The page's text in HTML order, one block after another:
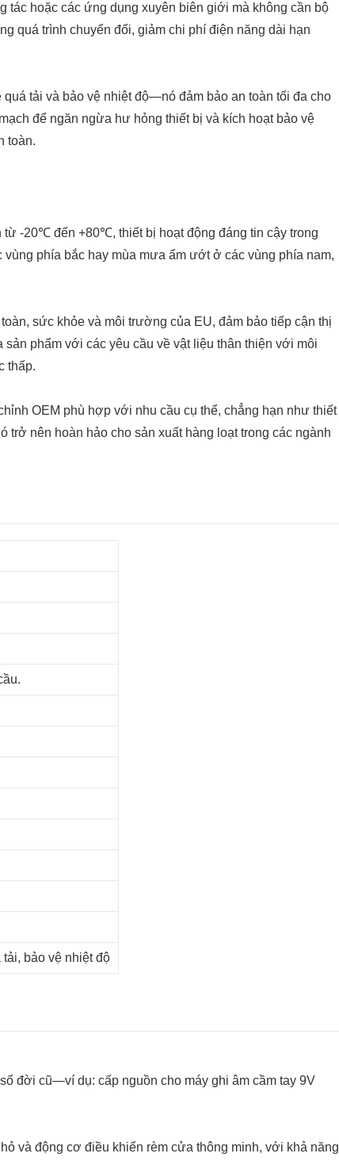
tác hoặc các ứng dụng xuyên biên giới mà không cần bộ
quá trình chuyển đổi, giảm chi phí điện năng dài hạn
tải và bảo vệ nhiệt độ—nó đảm bảo an toàn tối đa cho
để ngăn ngừa hư hỏng thiết bị và kích hoạt bảo vệ
toàn.
-20℃ đến +80℃, thiết bị hoạt động đáng tin cậy trong
phía bắc hay mùa mưa ẩm ướt ở các vùng phía nam,
sức khỏe và môi trường của EU, đảm bảo tiếp cận thị
phẩm với các yêu cầu về vật liệu thân thiện với môi
thấp.
OEM phù hợp với nhu cầu cụ thể, chẳng hạn như thiết
nên hoàn hảo cho sản xuất hàng loạt trong các ngành
bảo vệ nhiệt độ
đời cũ—ví dụ: cấp nguồn cho máy ghi âm cầm tay 9V
và động cơ điều khiển rèm cửa thông minh, với khả năng